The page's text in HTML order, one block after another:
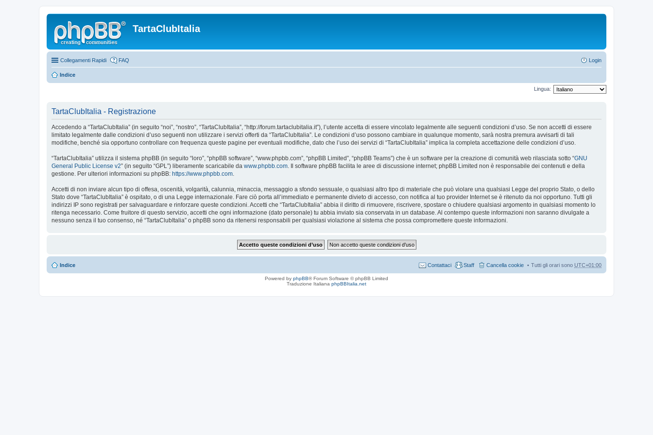
TartaClubItalia
Collegamenti Rapidi FAQ Login
Indice
Lingua:
TartaClubItalia - Registrazione
Accedendo a “TartaClubItalia” (in seguito “noi”, “nostro”, “TartaClubItalia”, “http://forum.tartaclubitalia.it”), l’utente accetta di essere vincolato legalmente alle seguenti condizioni d’uso. Se non accetti di essere
limitato legalmente dalle condizioni d’uso seguenti non utilizzare i servizi offerti da “TartaClubItalia”. Le condizioni d’uso possono cambiare in qualunque momento, sarà nostra premura avvisarti di tali
modifiche, benché sia opportuno controllare con frequenza queste pagine per eventuali modifiche, dato che l’uso dei servizi di “TartaClubItalia” implica la completa accettazione delle condizioni d’uso.
“TartaClubItalia” utilizza il sistema phpBB (in seguito “loro”, “phpBB software”, “www.phpbb.com”, “phpBB Limited”, “phpBB Teams”) che è un software per la creazione di comunità web rilasciata sotto “GNU
General Public License v2” (in seguito “GPL”) liberamente scaricabile da www.phpbb.com . Il software phpBB facilita le aree di discussione internet; phpBB Limited non è responsabile dei contenuti e della
gestione. Per ulteriori informazioni su phpBB: https://www.phpbb.com
Accetti di non inviare alcun tipo di offesa, oscenità, volgarità, calunnia, minaccia, messaggio a sfondo sessuale, o qualsiasi altro tipo di materiale che può violare una qualsiasi Legge del proprio Stato, o dello
Stato dove “TartaClubItalia” è ospitato, o di una Legge internazionale. Fare ciò porta all’immediato e permanente divieto di accesso, con notifica al tuo provider Internet se è ritenuto da noi opportuno. Tutti gli
indirizzi IP sono registrati per salvaguardare e rinforzare queste condizioni. Accetti che “TartaClubItalia” abbia il diritto di rimuovere, riscrivere, spostare o chiudere qualsiasi argomento in qualsiasi momento lo
ritenga necessario. Come fruitore di questo servizio, accetti che ogni informazione (dato personale) tu abbia inviato sia conservata in un database. Al contempo queste informazioni non saranno divulgate a
nessuno senza il tuo consenso, né “TartaClubItalia” o phpBB sono da ritenersi responsabili per qualsiasi violazione al sistema che possa compromettere queste informazioni.
Indice Tutti gli orari sono UTC+01:00
Cancella cookie
Staff
Contattaci
Powered by phpBB® Forum Software © phpBB Limited
Traduzione Italiana phpBBItalia.net